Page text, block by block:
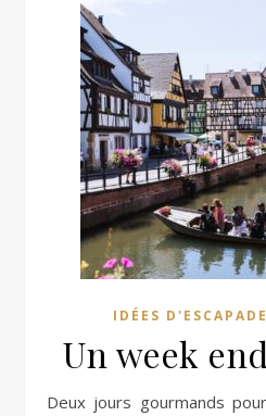
IDÉES
Un week
Deux jours gourmands pour vous initier à l’art de